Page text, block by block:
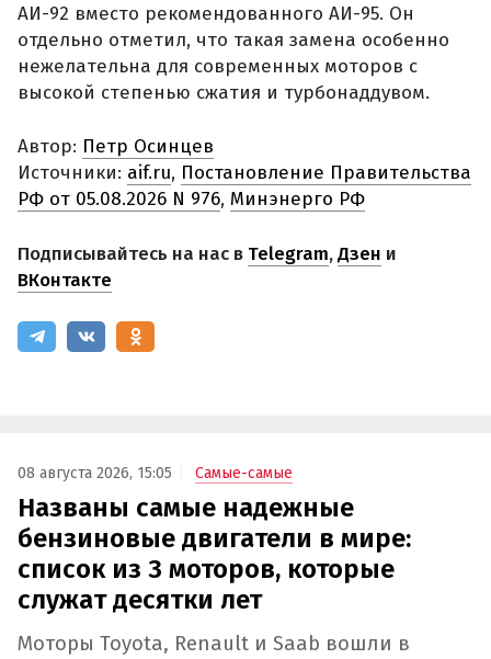
АИ-92 вместо рекомендованного АИ-95. Он
отдельно отметил, что такая замена особенно
нежелательна для современных моторов с
высокой степенью сжатия и турбонаддувом.
Автор: Петр Осинцев
Источники: aif.ru, Постановление Правительства
РФ от 05.08.2026 N 976, Минэнерго РФ
Подписывайтесь на нас в Telegram,Дзен и
ВКонтакте
08 августа 2026, 15:05 Самые-самые
Названы самые надежные
бензиновые двигатели в мире:
список из 3 моторов, которые
служат десятки лет
Моторы Toyota, Renault и Saab вошли в